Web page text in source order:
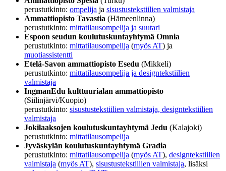
perustutkinto: ompelija ja sisustustekstiilien valmistaja
Ammattiopisto Tavastia (Hämeenlinna)
perustutkinto: mittatilausompelija ja suutari
Espoon seudun koulutuskuntayhtymä Omnia
perustutkinto: mittatilausompelija (myös AT) ja
muotiassistentti
Etelä-Savon ammattiopisto Esedu (Mikkeli)
perustutkinto: mittatilausompelija ja designtekstiilien
valmistaja
IngmanEdu kulttuurialan ammattiopisto
(Siilinjärvi/Kuopio)
perustutkinto: sisustustekstiilien valmistaja, designtekstiilien
valmistaja
Jokilaaksojen koulutuskuntayhtymä Jedu (Kalajoki)
perustutkinto: mittatilausompelija
Jyväskylän koulutuskuntayhtymä Gradia
perustutkinto: mittatilausompelija (myös AT), designtekstiilien
valmistaja (myös AT), sisustustekstiilien valmistaja, lisäksi